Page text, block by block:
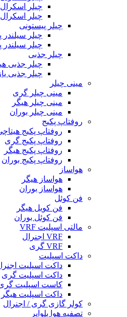
چیلر اسکرال
چیلر
چیلر پیستونی
چیلر سیلندر
چیلر سیلندر
چیلر جذبی
چیلر جذبی
چیلر جذبی
مینی چیلر
مینی چیلر گری
مینی چیلر هیگر
مینی چیلر بوران
روفتاپ پکیج
روفتاپ پکیج
روفتاپ پکیج گری
روفتاپ پکیج هیگر
روفتاپ پکیج بوران
هواساز
هواساز هیگر
هواساز بوران
فن کوئل
فن کویل هیگر
فن کوئل بوران
مالتی اسپلیت VRF
VRF اجنرال
VRF گری
داکت اسپلیت
داکت اسپلیت
داکت اسپلیت گری
کاست اسپلیت
داکت اسپلیت هیگر
کولر گازی گری / اجنرال
تصفیه هوا بلوایر